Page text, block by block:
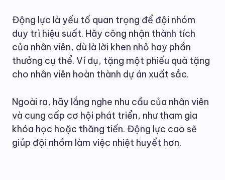
Động lực là yếu tố quan trọng để đội nhóm
duy trì hiệu suất. Hãy công nhận thành tích
của nhân viên, dù là lời khen nhỏ hay phần
thưởng cụ thể. Ví dụ, tặng một phiếu quà tặng
cho nhân viên hoàn thành dự án xuất sắc.
Ngoài ra, hãy lắng nghe nhu cầu của nhân viên
và cung cấp cơ hội phát triển, như tham gia
khóa học hoặc thăng tiến. Động lực cao sẽ
giúp đội nhóm làm việc nhiệt huyết hơn.